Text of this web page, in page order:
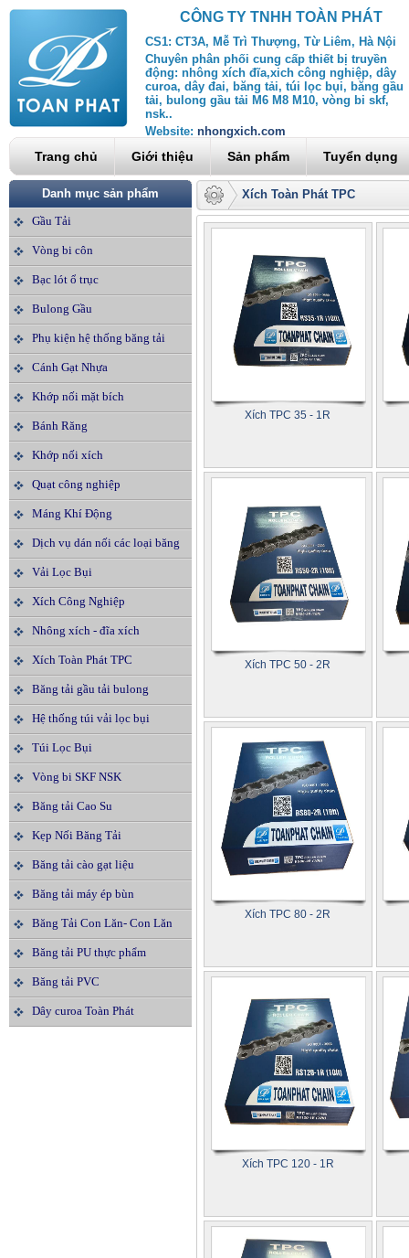
CÔNG TY TNHH TOÀN PHÁT
CS1: CT3A, Mễ Trì Thượng, Từ Liêm, Hà Nội
Chuyên phân phối cung cấp thiết bị truyền
động: nhông xích đĩa,xich công nghiệp, dây
curoa, dây đai, băng tải, túi lọc bụi, băng gầu
tải, bulong gầu tải M6 M8 M10, vòng bi skf,
nsk..
Website: nhongxich.com
Trang chủ Giới thiệu Sản phẩm Tuyển dụng
Danh mục sản phẩm
Gầu Tải
Vòng bi côn
Bạc lót ổ trục
Bulong Gầu
Phụ kiện hệ thống băng tải
Cánh Gạt Nhựa
Khớp nối mặt bích
Bánh Răng
Khớp nối xích
Quạt công nghiệp
Máng Khí Động
Dịch vụ dán nối các loại băng
tải
Vải Lọc Bụi
Xích Công Nghiệp
Nhông xích - đĩa xích
Xích Toàn Phát TPC
Băng tải gầu tải bulong
Hệ thống túi vải lọc bụi
Túi Lọc Bụi
Vòng bi SKF NSK
Băng tải Cao Su
Kẹp Nối Băng Tải
Băng tải cào gạt liệu
Băng tải máy ép bùn
Băng Tải Con Lăn- Con Lăn
Băng tải PU thực phẩm
Băng tải PVC
Dây curoa Toàn Phát
Xích Toàn Phát TPC
Xích TPC 35 - 1R
Xích TPC 50 - 2R
Xích TPC 80 - 2R
Xích TPC 120 - 1R